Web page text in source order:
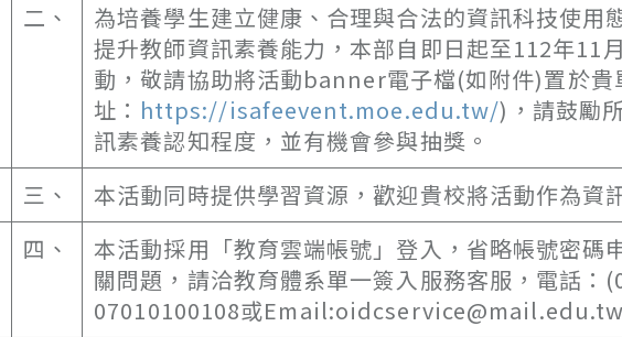
二、
為培養學生建立健康、合理與合法的資訊科技使
提升教師資訊素養能力，本部自即日起至112年11
動，敬請協助將活動banner電子檔(如附件)置於
址： https://isafeevent.moe.edu.tw/)，請鼓勵
訊素養認知程度，並有機會參與抽獎。
三、
本活動同時提供學習資源，歡迎貴校將活動作為資
四、
本活動採用「教育雲端帳號」登入，省略帳號密
關問題，請洽教育體系單一簽入服務客服，電話
07010100108或Email:oidcservice@mail.edu.tw